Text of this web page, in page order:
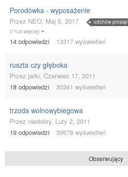
Porodówka - wyposażenie
Przez NEO, Maj 5, 2017 odchów prosiąt
(i %d więcej)
14 odpowiedzi 13317 wyświetleń
ruszta czy głęboka
Przez jarki, Czerwiec 17, 2011
18 odpowiedzi 30341 wyświetleń
trzoda wolnowybiegowa
Przez niedobry, Luty 2, 2011
19 odpowiedzi 39578 wyświetleń
Obserwujący